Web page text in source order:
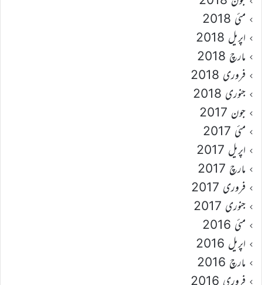
مئی 2018
اپریل 2018
مارچ 2018
فروری 2018
جنوری 2018
جون 2017
مئی 2017
اپریل 2017
مارچ 2017
فروری 2017
جنوری 2017
مئی 2016
اپریل 2016
مارچ 2016
فروری 2016